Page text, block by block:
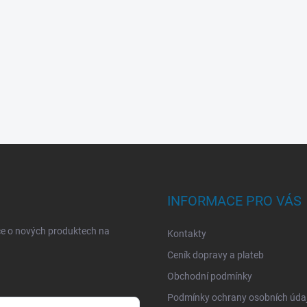
o nových produktech na
INFORMACE PRO VÁS
Kontakty
Ceník dopravy a plateb
Obchodní podmínky
Podmínky ochrany osobních